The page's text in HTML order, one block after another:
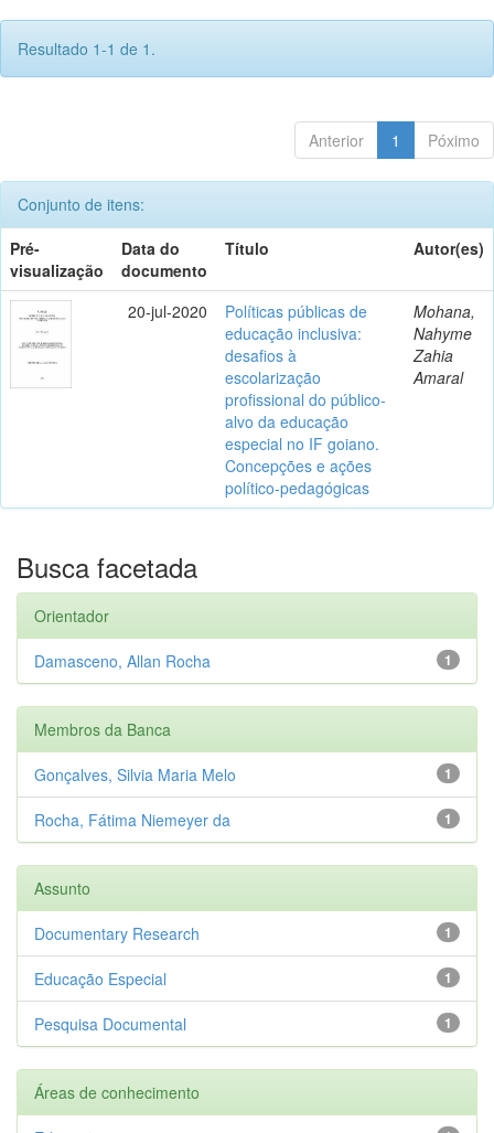
Resultado 1-1 de 1.
Anterior 1 Póximo
Conjunto de itens:
Pré-
visualização
Data do
documento
Título Autor(es)
20-jul-2020
Políticas públicas de
educação inclusiva:
desafios à
escolarização
profissional do público-
alvo da educação
especial no IF goiano.
Concepções e ações
político-pedagógicas
Mohana,
Nahyme
Zahia
Amaral
Busca facetada
Orientador
1
Damasceno, Allan Rocha
Membros da Banca
1
Gonçalves, Silvia Maria Melo
1
Rocha, Fátima Niemeyer da
Assunto
1
Documentary Research
1
Educação Especial
1
Pesquisa Documental
Áreas de conhecimento